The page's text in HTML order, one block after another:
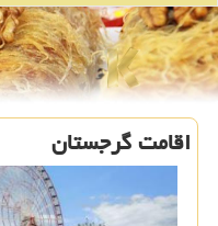
اقامت گرجستان